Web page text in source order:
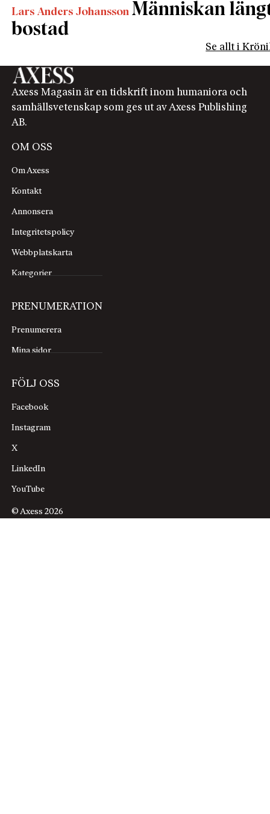
Lars Anders Johansson Människan
bostad
Se allt i
Axess Magasin är en tidskrift inom humaniora och
samhällsvetenskap som ges ut av Axess Publishing
AB.
OM OSS
Om Axess
Kontakt
Annonsera
Integritetspolicy
Webbplatskarta
Kategorier
PRENUMERATION
Prenumerera
Mina sidor
FÖLJ OSS
Facebook
Instagram
X
LinkedIn
YouTube
© Axess 2026